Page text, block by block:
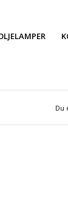
Du